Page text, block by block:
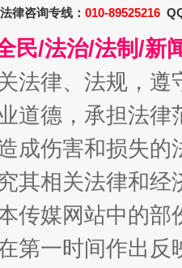
超标问题” 法
一
律咨询专线： 010-89525216
民/法治/法制/新
法律、法规，
道德，承担法
成伤害和损失
其相关法律和
传媒网站中的
第一时间作出